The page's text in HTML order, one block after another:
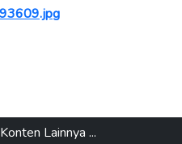
Konten Lainnya ...